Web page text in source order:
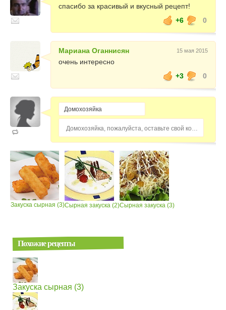
спасибо за красивый и вкусный рецепт!
+6
0
Мариана Оганнисян 15 мая 2015
очень интересно
+3
0
Домохозяйка, пожалуйста, оставьте свой комментарий...
Закуска сырная (3)Сырная закуска (2)Сырная закуска (3)
Похожие рецепты
Закуска сырная (3)